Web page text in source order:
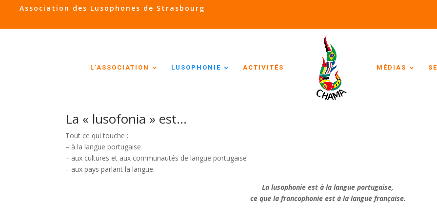
Association des Lusophones de Strasbourg
L’ASSOCIATION LUSOPHONIE ACTIVITÉS MÉDIAS
La « lusofonia » est…
Tout ce qui touche :
– à la langue portugaise
– aux cultures et aux communautés de langue portugaise
– aux pays parlant la langue.
La lusophonie est à la langue portugaise,
ce que la francophonie est à la langue française.